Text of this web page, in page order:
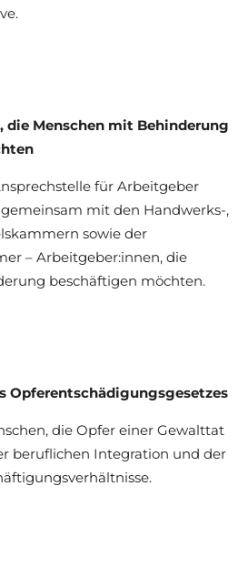
die Menschen mit Behinderung
für Arbeitgeber
gemeinsam mit den Handwerks-,
sowie der
– Arbeitgeber:innen, die
beschäftigen möchten.
Opferentschädigungsgesetzes
die Opfer einer Gewalttat
beruflichen Integration und der